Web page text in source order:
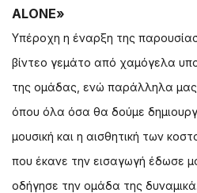
ALONE»
Υπέροχη η έναρξη της
βίντεο γεμάτο από χαμόγελα
της ομάδας, ενώ παράλληλα
όπου όλα όσα θα δούμε
μουσική και η αισθητική των
που έκανε την εισαγωγή έδωσε
οδήγησε την ομάδα της